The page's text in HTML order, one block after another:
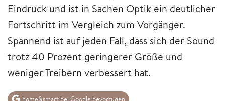
Eindruck und ist in Sachen Optik ein deutlicher
Fortschritt im Vergleich zum Vorgänger.
Spannend ist auf jeden Fall, dass sich der Sound
trotz 40 Prozent geringerer Größe und
weniger Treibern verbessert hat.